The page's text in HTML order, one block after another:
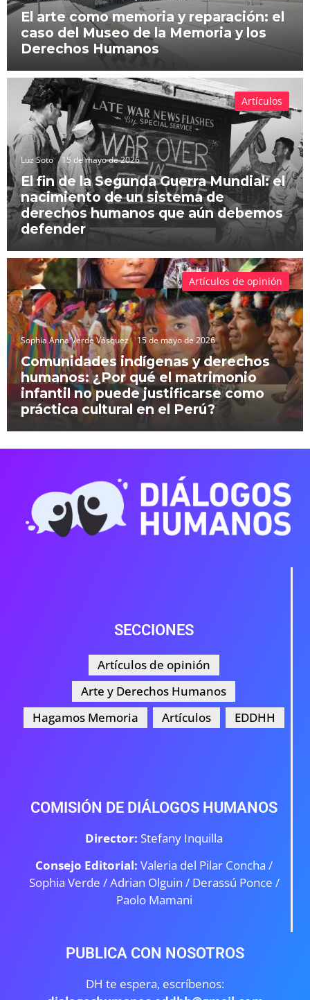
El arte como memoria y reparación: el
caso del Museo de la Memoria y los
Derechos Humanos
Luz Soto 15 de mayo de 2026
El fin de la Segunda Guerra Mundial: el
nacimiento de un sistema de
derechos humanos que aún debemos
defender
Artículos
Sophia Anna Verde Vásquez 15 de mayo de 2026
Comunidades indígenas y derechos
humanos: ¿Por qué el matrimonio
infantil no puede justificarse como
práctica cultural en el Perú?
Artículos de opinión
SECCIONES
Artículos de opinión
Arte y Derechos Humanos
Hagamos Memoria
Artículos EDDHH
COMISIÓN DE DIÁLOGOS HUMANOS
Director: Stefany Inquilla
Consejo Editorial: Valeria del Pilar Concha /
Sophia Verde /Adrian Olguin / Derassú Ponce /
Paolo Mamani
PUBLICA CON NOSOTROS
DH te espera, escríbenos: